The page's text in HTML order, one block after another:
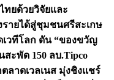
ยด้วยวิจัยและ
ายได้สู่ชุมชนศรีสะเกษ
เวทีโลก ดัน “ของขวัญ
ะพัด 150 ลบ.Tipco
ลาดเวลเนส มุ่งชิงแชร์